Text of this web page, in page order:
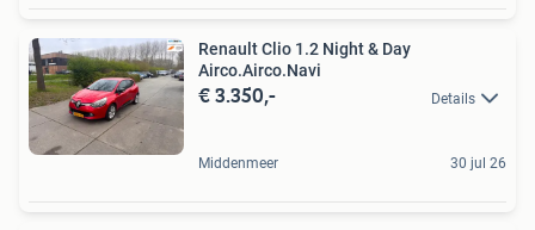
Renault Clio 1.2 Night & Day
Airco.Airco.Navi
€ 3.350,- Details
Middenmeer 30 jul 26